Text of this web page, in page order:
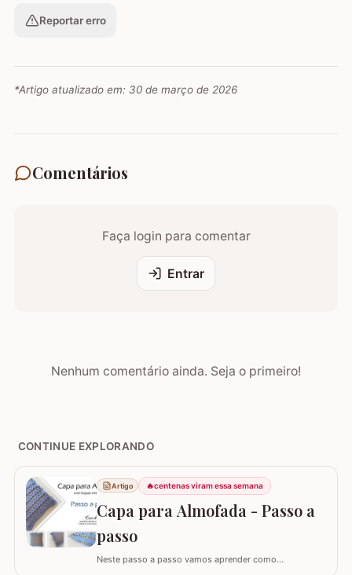
Reportar erro
*Artigo atualizado em: 30 de março de 2026
Comentários
Faça login para comentar
Entrar
Nenhum comentário ainda. Seja o primeiro!
CONTINUE EXPLORANDO
Artigo 🔥centenas viram essa semana
Capa para Almofada - Passo a
passo
Neste passo a passo vamos aprender como